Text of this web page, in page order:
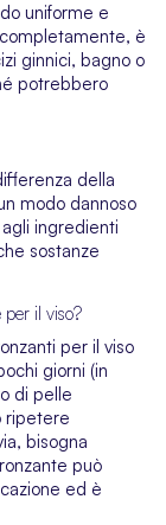
uniforme e
è
ginnici, bagno o
potrebbero
della
modo dannoso
ingredienti
sostanze
il viso?
per il viso
giorni (in
di pelle
ripetere
bisogna
può
ed è